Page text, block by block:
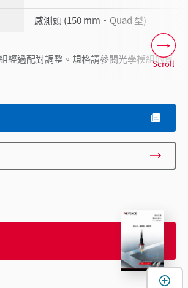
感測頭 (150 mm・Quad 型)
經過配對調整。規格請參閱光學模組的頁
Scroll